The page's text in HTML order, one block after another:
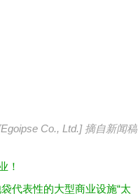
Co., Ltd.] 摘自新闻稿
！
代表性的大型商业设施“太